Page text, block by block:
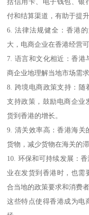
付和结算渠道，有助于提升
6. 法律法规健全：香港
大，电商企业在香港经营
7. 语言和文化相近：香
商企业地理解当地市场需
8. 跨境电商政策支持：随
支持政策，鼓励电商企业
货到香港的增长。
9. 清关效率高：香港海关
货物，减少货物在海关的
10. 环保和可持续发展：
业在发货到香港时，也需
合当地的政策要求和消费者
这些特点使得香港成为电